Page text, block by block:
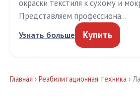
окраски текстиля к сухому и
Представляем профессиона…
Узнать больше Купить
Главная › Реабилитационная техника ›